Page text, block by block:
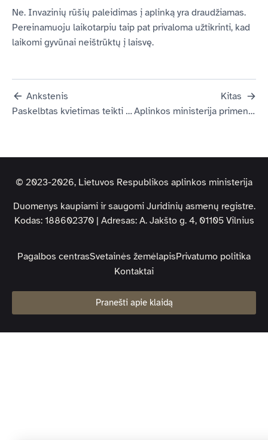
Ne. Invazinių rūšių paleidimas į aplinką yra draudžiamas.
Pereinamuoju laikotarpiu taip pat privaloma užtikrinti, kad
laikomi gyvūnai neištrūktų į laisvę.
Ankstenis
Paskelbtas kvietimas teikti paraiškas invazinių rūšių naikinimui
Kitas
Aplinkos ministerija primena: juodąją katžuvę draudžiama auginti tvenkiniuose
© 2023-2026, Lietuvos Respublikos aplinkos ministerija
Duomenys kaupiami ir saugomi Juridinių asmenų registre.
Kodas: 188602370 | Adresas: A. Jakšto g. 4, 01105 Vilnius
Pagalbos centrasSvetainės žemėlapisPrivatumo politika
Kontaktai
Pranešti apie klaidą